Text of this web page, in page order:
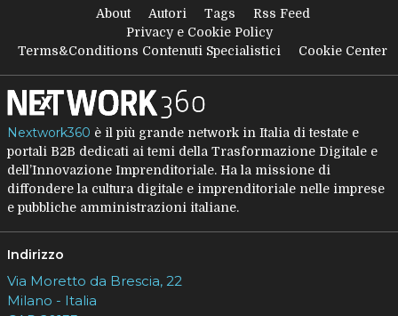
About Autori Tags
Rss Feed
Privacy e Cookie Policy
Terms&Conditions Contenuti Specialistici
Cookie Center
Nextwork360 è il più grande network in Italia di testate e
portali B2B dedicati ai temi della Trasformazione Digitale e
dell’Innovazione Imprenditoriale. Ha la missione di
diffondere la cultura digitale e imprenditoriale nelle imprese
e pubbliche amministrazioni italiane.
Indirizzo
Via Moretto da Brescia, 22
Milano - Italia